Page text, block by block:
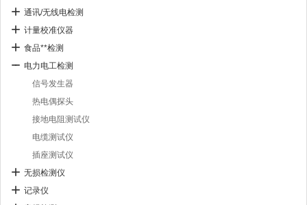
通讯/无线电检测
计量校准仪器
食品**检测
电力电工检测
信号发生器
热电偶探头
接地电阻测试仪
电缆测试仪
插座测试仪
无损检测仪
记录仪